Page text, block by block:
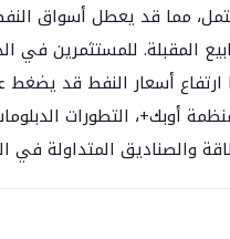
مما قد يعطل أسواق
المقبلة. للمستثمرين
ارتفاع أسعار النفط قد
أوبك+، التطورات
والصناديق المتداولة في